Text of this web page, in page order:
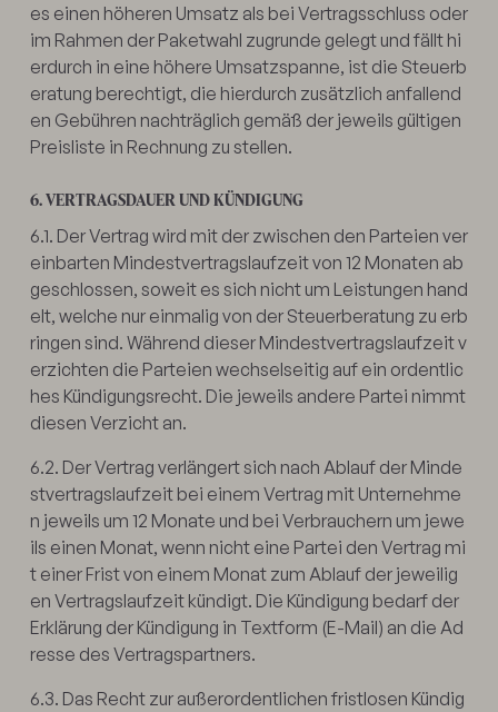
es einen höheren Umsatz als bei Vertragsschluss oder
im Rahmen der Paketwahl zugrunde gelegt und fällt hi
erdurch in eine höhere Umsatzspanne, ist die Steuerb
eratung berechtigt, die hierdurch zusätzlich anfallend
en Gebühren nachträglich gemäß der jeweils gültigen
Preisliste in Rechnung zu stellen.
6. VERTRAGSDAUER UND KÜNDIGUNG
6.1. Der Vertrag wird mit der zwischen den Parteien ver
einbarten Mindestvertragslaufzeit von 12 Monaten ab
geschlossen, soweit es sich nicht um Leistungen hand
elt, welche nur einmalig von der Steuerberatung zu erb
ringen sind. Während dieser Mindestvertragslaufzeit v
erzichten die Parteien wechselseitig auf ein ordentlic
hes Kündigungsrecht. Die jeweils andere Partei nimmt
diesen Verzicht an.
6.2. Der Vertrag verlängert sich nach Ablauf der Minde
stvertragslaufzeit bei einem Vertrag mit Unternehme
n jeweils um 12 Monate und bei Verbrauchern um jewe
ils einen Monat, wenn nicht eine Partei den Vertrag mi
t einer Frist von einem Monat zum Ablauf der jeweilig
en Vertragslaufzeit kündigt. Die Kündigung bedarf der
Erklärung der Kündigung in Textform (E-Mail) an die Ad
resse des Vertragspartners.
6.3. Das Recht zur außerordentlichen fristlosen Kündig